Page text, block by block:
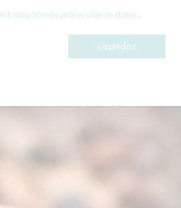
información de protección de datos.
Guardar